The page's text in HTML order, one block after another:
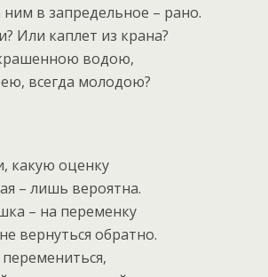
в запредельное – рано.
Или каплет из крана?
водою,
всегда молодою?
какую оценку
– лишь вероятна.
– на переменку
вернуться обратно.